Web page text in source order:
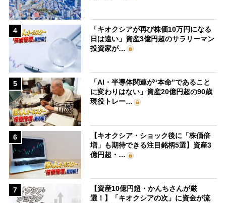
4
「キオクシアが再び株価10万円になる
日は遠い」資産3億円超のサラリーマン
投資家が…
5
「AI・半導体関連が“本命”であること
に変わりはない」資産20億円超の90歳
現役トレー…
6
【キオクシア・ショック後に「株価倍
増」も期待できる注目銘柄5選】資産3
億円超・…
7
【資産10億円超・かんちさんが厳
選！】「キオクシアの次」に資金が流